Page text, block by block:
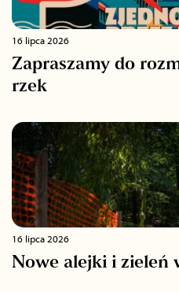
16 lipca 2026
Zapraszamy do
rzek
16 lipca 2026
Nowe alejki i zieleń